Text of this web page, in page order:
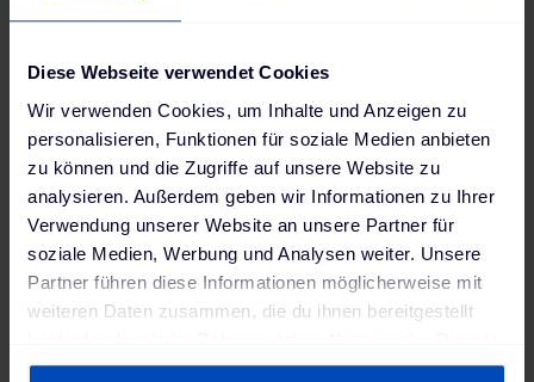
Diese Webseite verwendet Cookies
Wir verwenden Cookies, um Inhalte und Anzeigen zu
personalisieren, Funktionen für soziale Medien anbieten
zu können und die Zugriffe auf unsere Website zu
analysieren. Außerdem geben wir Informationen zu Ihrer
Verwendung unserer Website an unsere Partner für
soziale Medien, Werbung und Analysen weiter. Unsere
Partner führen diese Informationen möglicherweise mit
weiteren Daten zusammen, die du ihnen bereitgestellt
gesammelt haben. Weitere Informationen findest du in